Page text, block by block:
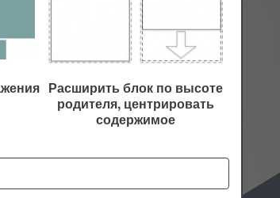
Расширить блок по высоте
родителя, центрировать
содержимое